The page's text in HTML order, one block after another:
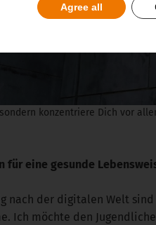
konzentriere Dich vor
für eine gesunde
der digitalen Welt
Ich möchte den
Agree all